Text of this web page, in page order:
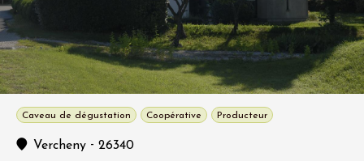
Caveau de dégustation Coopérative Producteur
Vercheny - 26340